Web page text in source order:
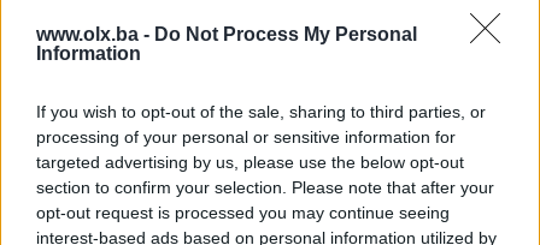
www.olx.ba - Do Not Process My Personal
Information
If you wish to opt-out of the sale, sharing to third parties, or
processing of your personal or sensitive information for
targeted advertising by us, please use the below opt-out
section to confirm your selection. Please note that after your
opt-out request is processed you may continue seeing
interest-based ads based on personal information utilized by
TENDA TENDE SKLOPIVA
PAVILJON 3X3M
119 KM
prije 6 sati
TENDA BIJELA 1.5x2m
120 KM
prije 11 sati
PIK SHOP